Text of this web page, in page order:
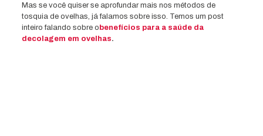
Mas se você quiser se aprofundar mais nos métodos de
tosquia de ovelhas, já falamos sobre isso. Temos um post
inteiro falando sobre obenefícios para a saúde da
decolagem em ovelhas.